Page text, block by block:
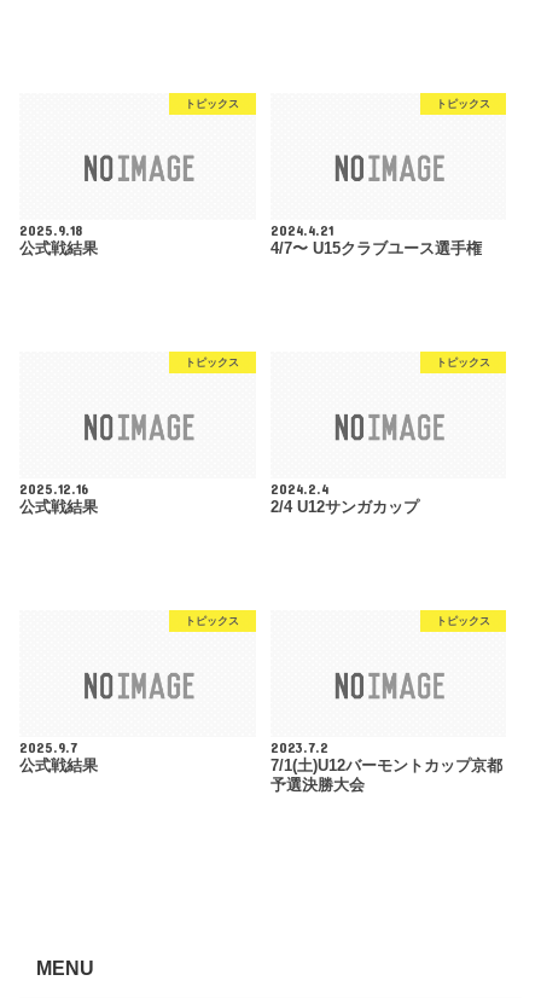
トピックス
2025.9.18
公式戦結果
トピックス
2024.4.21
4/7〜 U15クラブユース選手権
トピックス
2025.12.16
公式戦結果
トピックス
2024.2.4
2/4 U12サンガカップ
トピックス
2025.9.7
公式戦結果
トピックス
2023.7.2
7/1(土)U12バーモントカップ京都
予選決勝大会
MENU